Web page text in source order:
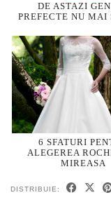
DE ASTAZI
PREFECTE NU
6 SFATURI
ALEGEREA
MIREASA
DISTRIBUIE: